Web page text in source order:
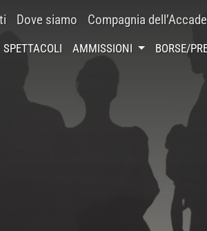
Dove siamo Compagnia
SPETTACOLI AMMISSIONI BORSE/